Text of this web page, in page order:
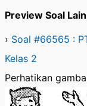
Preview Soal
› Soal #66565 :
Kelas 2
Perhatikan